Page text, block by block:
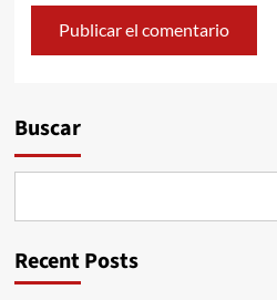
Buscar
Recent Posts